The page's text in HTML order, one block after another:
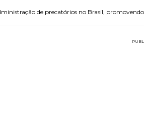
de precatórios no Brasil,